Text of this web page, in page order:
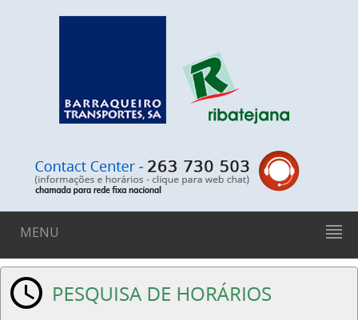
MENU